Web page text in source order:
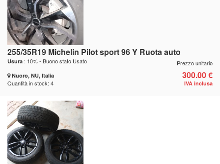
255/35R19 Michelin Pilot sport 96 Y Ruota auto
Usura : 10% - Buono stato Usato
Nuoro, NU, Italia
Quantità in stock: 4
Prezzo unitario
300.00 €
IVA inclusa